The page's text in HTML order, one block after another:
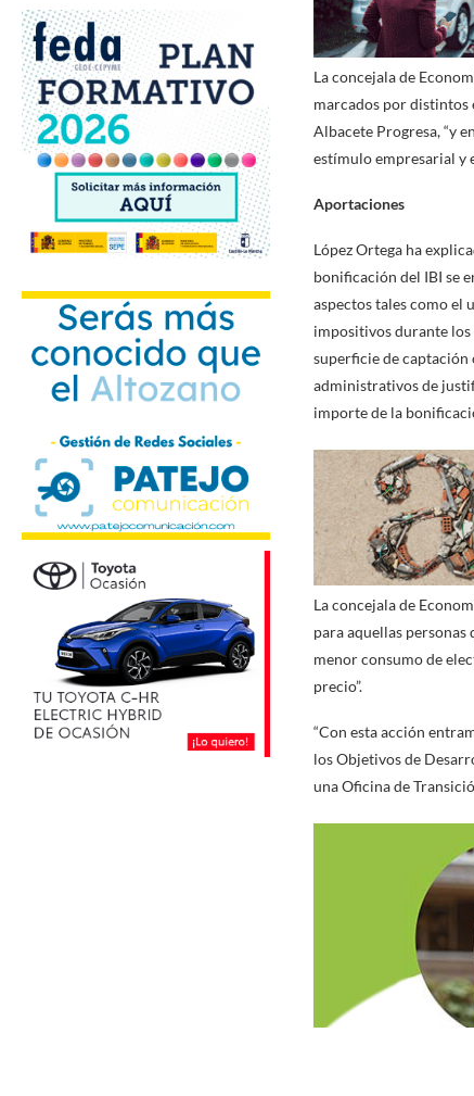
La concejala de
marcados por distintos
Albacete Progresa, “y
estímulo empresarial y
Aportaciones
López Ortega ha
bonificación del IBI se
aspectos tales como el
impositivos durante los
superficie de
administrativos de
importe de la
La concejala de
para aquellas
menor consumo de
precio”.
“Con esta acción
los Objetivos de
una Oficina de